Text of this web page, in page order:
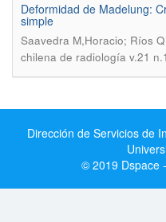
Deformidad de Madelung:
simple
Saavedra M,Horacio; Ríos
chilena de radiología v.21
Dirección de Servicios de
© 2019 Dspace